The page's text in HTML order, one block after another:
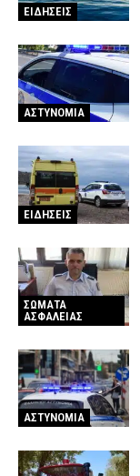
ΕΙΔΗΣΕΙΣ
ΑΣΤΥΝΟΜΙΑ
ΕΙΔΗΣΕΙΣ
ΣΩΜΑΤΑ
ΑΣΦΑΛΕΙΑΣ
ΑΣΤΥΝΟΜΙΑ